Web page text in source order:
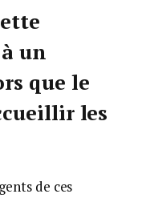
un
que le
les
de ces